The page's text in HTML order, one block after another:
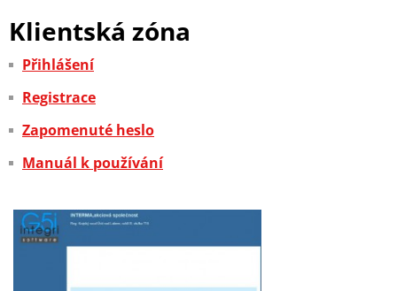
Klientská zóna
Přihlášení
Registrace
Zapomenuté heslo
Manuál k používání